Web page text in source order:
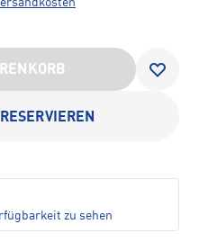
zu sehen